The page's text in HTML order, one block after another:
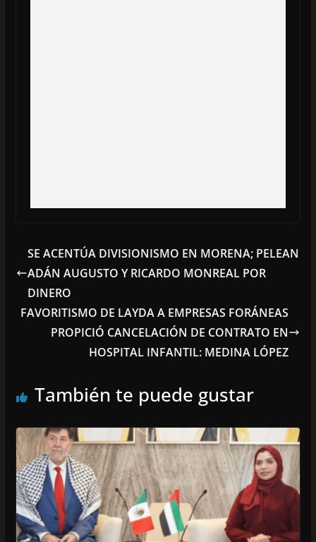
SE ACENTÚA DIVISIONISMO EN MORENA; PELEAN
ADÁN AUGUSTO Y RICARDO MONREAL POR
DINERO
FAVORITISMO DE LAYDA A EMPRESAS FORÁNEAS
PROPICIÓ CANCELACIÓN DE CONTRATO EN
HOSPITAL INFANTIL: MEDINA LÓPEZ
También te puede gustar